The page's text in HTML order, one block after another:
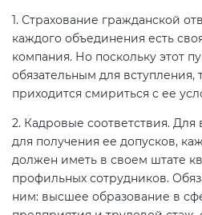
1. Страхование гражданской
каждого объединения есть
компания. Но поскольку этот
обязательным для
приходится смириться с ее
2. Кадровые соответствия.
для получения ее допусков,
должен иметь в своем штате
профильных сотрудников.
ним: высшее образование в